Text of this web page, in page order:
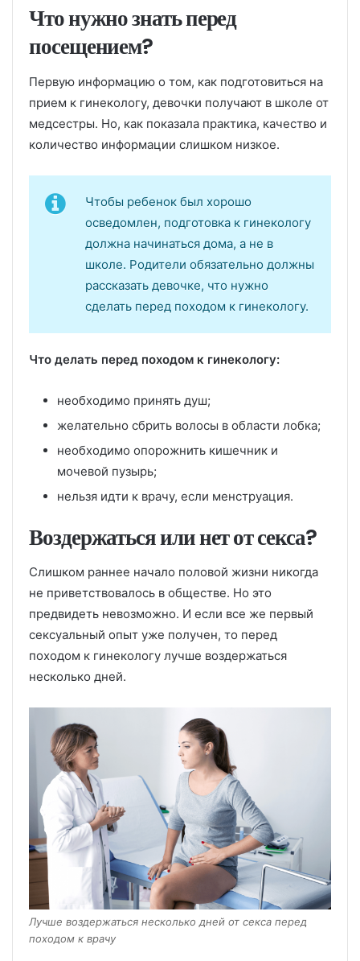
Что нужно знать перед
посещением?
Первую информацию о том, как подготовиться на
прием к гинекологу, девочки получают в школе от
медсестры. Но, как показала практика, качество и
количество информации слишком низкое.
Чтобы ребенок был хорошо
осведомлен, подготовка к гинекологу
должна начинаться дома, а не в
школе. Родители обязательно должны
рассказать девочке, что нужно
сделать перед походом к гинекологу.
Что делать перед походом к гинекологу:
необходимо принять душ;
желательно сбрить волосы в области лобка;
необходимо опорожнить кишечник и
мочевой пузырь;
нельзя идти к врачу, если менструация.
Воздержаться или нет от секса?
Слишком раннее начало половой жизни никогда
не приветствовалось в обществе. Но это
предвидеть невозможно. И если все же первый
сексуальный опыт уже получен, то перед
походом к гинекологу лучше воздержаться
несколько дней.
Лучше воздержаться несколько дней от секса перед
походом к врачу